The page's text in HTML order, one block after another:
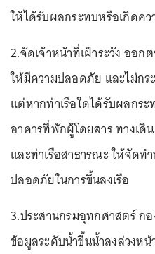
ให้ได้รับผลกระทบหรือเกิดคว
2.จัดเจ้าหน้าที่เฝ้าระวัง ออก
ให้มีความปลอดภัย และไม่ก
แต่หากท่าเรือใดได้รับผลกร
อาคารที่พักผู้โดยสาร ทางเดิ
และท่าเรือสาธารณะ ให้จัดท
ปลอดภัยในการขึ้นลงเรือ
3.ประสานกรมอุทกศาสตร์ ก
ข้อมูลระดับน้ำขึ้นน้ำลงล่วงหน้